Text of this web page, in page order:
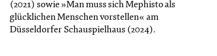
(2021) sowie »Man muss sich Mephisto als
glücklichen Menschen vorstellen« am
Düsseldorfer Schauspielhaus (2024).